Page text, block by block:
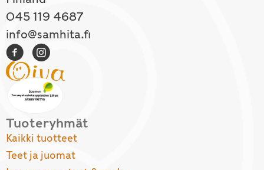
045 119 4687
info@samhita.fi
Tuoteryhmät
Kaikki tuotteet
Teet ja juomat